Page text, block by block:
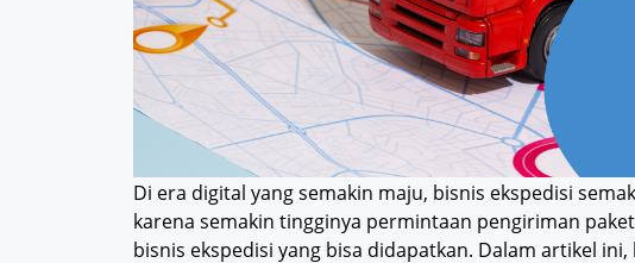
Di era digital yang semakin maju, bisnis ekspedisi
karena semakin tingginya permintaan pengiriman
bisnis ekspedisi yang bisa didapatkan. Dalam artikel